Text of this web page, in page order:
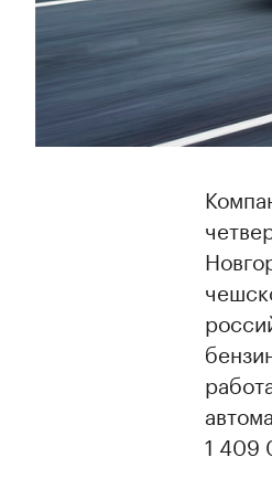
1 409